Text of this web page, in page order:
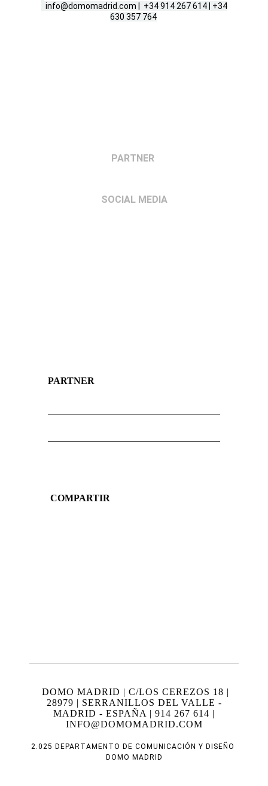
info@domomadrid.com | +34 914 267 614 | +34
630 357 764
PARTNER
SOCIAL MEDIA
PARTNER
COMPARTIR
DOMO MADRID | C/LOS CEREZOS 18 |
28979 | SERRANILLOS DEL VALLE -
MADRID - ESPAÑA | 914 267 614 |
INFO@DOMOMADRID.COM
2.025 DEPARTAMENTO DE COMUNICACIÓN Y DISEÑO
DOMO MADRID